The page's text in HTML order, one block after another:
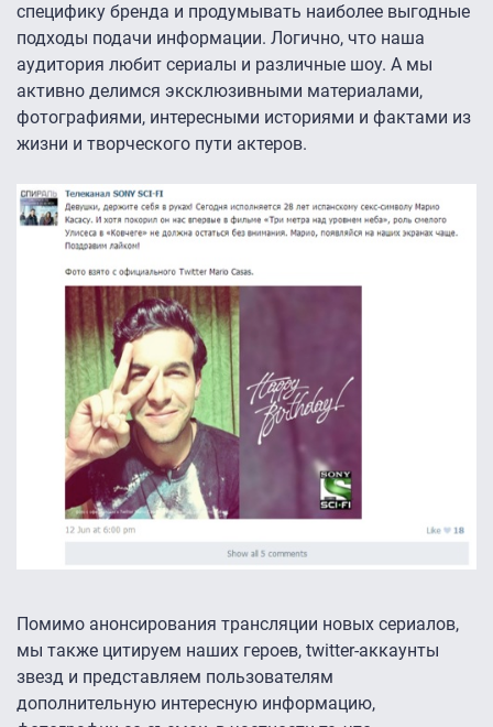
специфику бренда и продумывать наиболее выгодные
подходы подачи информации. Логично, что наша
аудитория любит сериалы и различные шоу. А мы
активно делимся эксклюзивными материалами,
фотографиями, интересными историями и фактами из
жизни и творческого пути актеров.
Помимо анонсирования трансляции новых сериалов,
мы также цитируем наших героев, twitter-аккаунты
звезд и представляем пользователям
дополнительную интересную информацию,